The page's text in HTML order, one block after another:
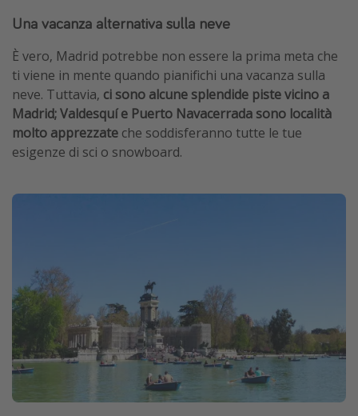
Una vacanza alternativa sulla neve
È vero, Madrid potrebbe non essere la prima meta che
ti viene in mente quando pianifichi una vacanza sulla
neve. Tuttavia, ci sono alcune splendide piste vicino a
Madrid; Valdesquí e Puerto Navacerrada sono località
molto apprezzate che soddisferanno tutte le tue
esigenze di sci o snowboard.